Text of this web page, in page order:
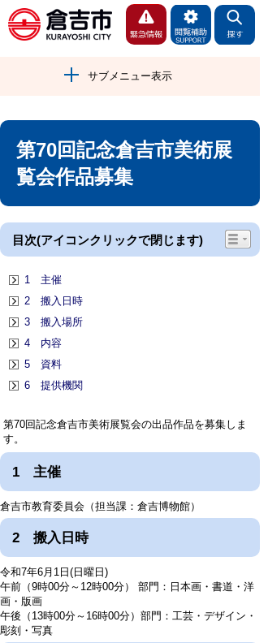
サブメニュー表示
第70回記念倉吉市美術展
覧会作品募集
目次(アイコンクリックで閉じます)
1 主催
2 搬入日時
3 搬入場所
4 内容
5 資料
6 提供機関
第70回記念倉吉市美術展覧会の出品作品を募集しま
す。
1 主催
倉吉市教育委員会（担当課：倉吉博物館）
2 搬入日時
令和7年6月1日(日曜日)
午前（9時00分～12時00分） 部門：日本画・書道・洋
画・版画
午後（13時00分～16時00分）部門：工芸・デザイン・
彫刻・写真